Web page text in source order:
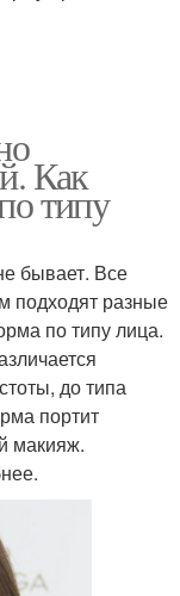
Как
типу
бывает. Все
подходят разные
по типу лица.
до типа
портит
макияж.